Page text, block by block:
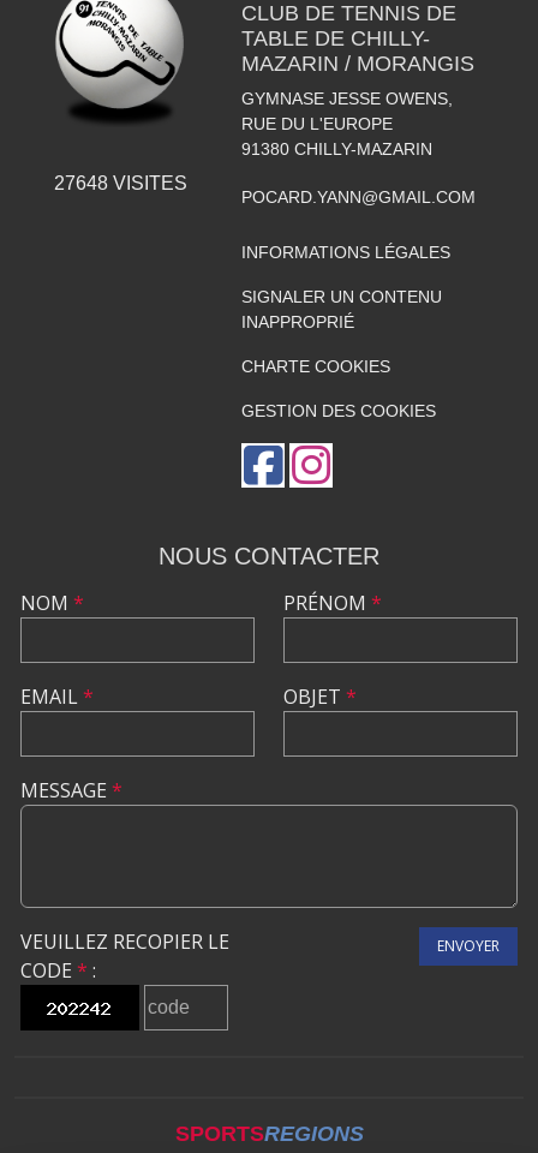
27648VISITES
CLUB DE TENNIS DE
TABLE DE CHILLY-
MAZARIN / MORANGIS
GYMNASE JESSE OWENS,
RUE DU L'EUROPE
91380 CHILLY-MAZARIN
POCARD.YANN@GMAIL.COM
INFORMATIONS LÉGALES
SIGNALER UN CONTENU
INAPPROPRIÉ
CHARTE COOKIES
GESTION DES COOKIES
NOUS CONTACTER
NOM *
EMAIL*
PRÉNOM *
OBJET *
MESSAGE *
VEUILLEZ RECOPIER LE
CODE * :
ENVOYER
SPORTSREGIONS